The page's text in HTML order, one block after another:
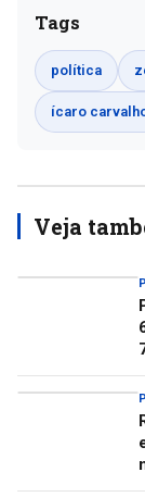
Tags
política
ícaro
Veja